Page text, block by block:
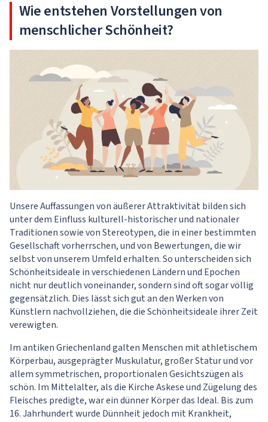
Wie entstehen Vorstellungen von
menschlicher Schönheit?
Unsere Auffassungen von äußerer Attraktivität bilden sich
unter dem Einfluss kulturell-historischer und nationaler
Traditionen sowie von Stereotypen, die in einer bestimmten
Gesellschaft vorherrschen, und von Bewertungen, die wir
selbst von unserem Umfeld erhalten. So unterscheiden sich
Schönheitsideale in verschiedenen Ländern und Epochen
nicht nur deutlich voneinander, sondern sind oft sogar völlig
gegensätzlich. Dies lässt sich gut an den Werken von
Künstlern nachvollziehen, die die Schönheitsideale ihrer Zeit
verewigten.
Im antiken Griechenland galten Menschen mit athletischem
Körperbau, ausgeprägter Muskulatur, großer Statur und vor
allem symmetrischen, proportionalen Gesichtszügen als
schön. Im Mittelalter, als die Kirche Askese und Zügelung des
Fleisches predigte, war ein dünner Körper das Ideal. Bis zum
16. Jahrhundert wurde Dünnheit jedoch mit Krankheit,